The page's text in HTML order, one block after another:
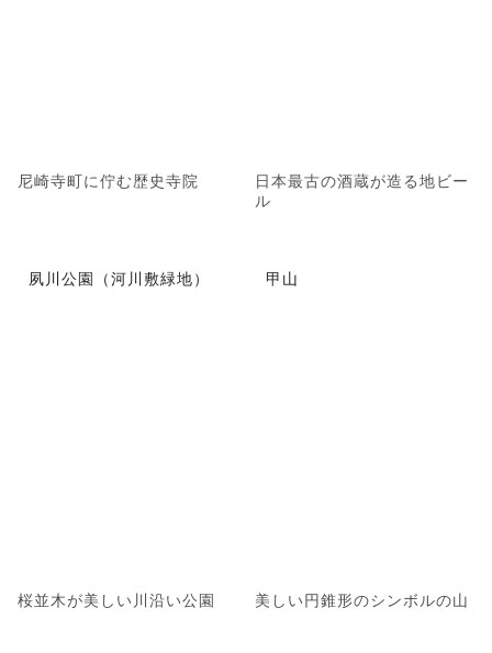
尼崎寺町に佇む歴史寺院
日本最古の酒蔵が造る地ビー
ル
夙川公園（河川敷緑地）
桜並木が美しい川沿い公園
甲山
美しい円錐形のシンボルの山